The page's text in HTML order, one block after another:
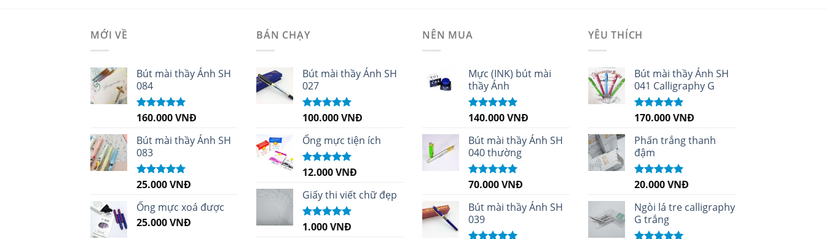
MỚI VỀ
Bút mài thầy Ánh SH
084
Được xếp
sao
160.000VNĐ
Bút mài thầy Ánh SH
083
Được xếp
sao
25.000VNĐ
Ống mực xoá được
25.000VNĐ
BÁN CHẠY
Bút mài thầy Ánh SH
027
Được xếp
sao
100.000VNĐ
Ống mực tiện ích
Được xếp
sao
12.000VNĐ
Giấy thi viết chữ đẹp
Được xếp
1.000VNĐ
NÊN MUA
Mực (INK) bút mài
thầy Ánh
Được xếp
sao
140.000VNĐ
Bút mài thầy Ánh SH
040 thường
Được xếp
sao
70.000VNĐ
Bút mài thầy Ánh SH
039
YÊU THÍCH
Bút mài thầy Ánh SH
041 Calligraphy G
Được xếp
sao
170.000VNĐ
Phấn trắng thanh
đậm
Được xếp
sao
20.000VNĐ
Ngòi lá tre calligraphy
G trắng